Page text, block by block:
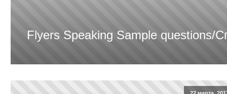
Flyers Speaking Sample questions/